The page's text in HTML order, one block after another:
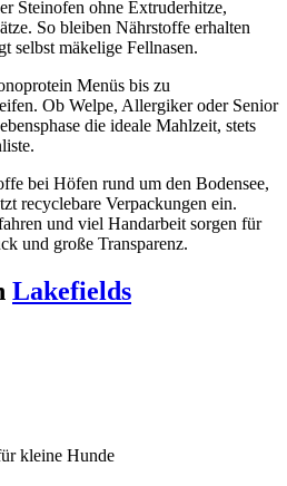
Steinofen ohne Extruderhitze,
So bleiben Nährstoffe erhalten
selbst mäkelige Fellnasen.
Menüs bis zu
Ob Welpe, Allergiker oder Senior
die ideale Mahlzeit, stets
bei Höfen rund um den Bodensee,
recyclebare Verpackungen ein.
und viel Handarbeit sorgen für
und große Transparenz.
Lakefields
kleine Hunde